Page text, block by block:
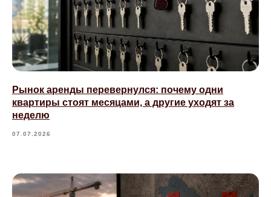
Рынок аренды перевернулся: почему одни
квартиры стоят месяцами, а другие уходят за
неделю
07.07.2026